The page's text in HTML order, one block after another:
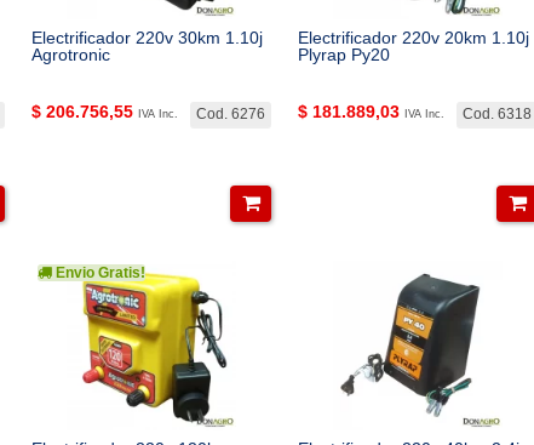
Electrificador 220v 30km 1.10j
Agrotronic
Cod. 6276
$ 206.756,55 IVA Inc.
Electrificador 220v 20km 1.10j
Plyrap Py20
Cod. 6318
$ 181.889,03 IVA Inc.
Envio Gratis!